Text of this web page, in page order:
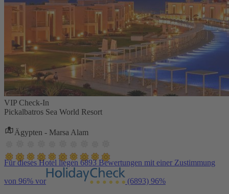
VIP Check-In
Pickalbatros Sea World Resort
Ägypten - Marsa Alam
Für dieses Hotel liegen 6893 Bewertungen mit einer Zustimmung
von 96% vor (6893) 96%